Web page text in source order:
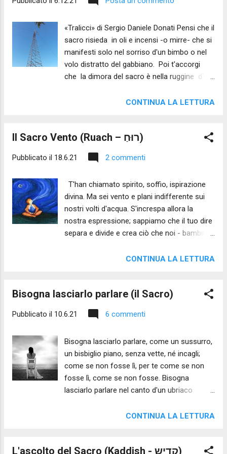
«Tralicci» di Sergio Daniele Donati Pensi che il
sacro risieda in oli e incensi -o mirre- che si
manifesti solo nel sorriso d'un bimbo o nel
volo distratto del gabbiano. Poi t'accorgi
che la dimora del sacro è nella ruggine d'un
desiderio di tingere di rosso la morte per non
memoria e la ripetizione bisbigliata dei nomi
l'ironia del profano e il ma-ma-ma
che tutti noi quieta. (Sergio Daniele Donati -
Inedito 2021)
CONTINUA LA LETTURA
Il Sacro Vento (Ruach – רוּחַ)
Pubblicato il 18.6.21 2 commenti
T'han chiamato spirito, soffio, ispirazione
divina. Ma sei vento e plani indifferente sui
nostri volti d'acqua. S'increspa allora la
nostra espressione; sappiamo che il tuo dire
separa e divide e crea ciò che noi - bambini -
e poi suturi e ricuci, ma per farlo rendi
la maestria dei tuoi gesti? Chi mai parla della
istante di vita?
CONTINUA LA LETTURA
Bisogna lasciarlo parlare (il Sacro)
Pubblicato il 10.6.21 6 commenti
Bisogna lasciarlo parlare, come un sussurro,
un bisbiglio piano, senza vette, né incagli;
come se non fosse lì, per te come se non
fosse lì, come se non fosse. Bisogna
lasciarlo parlare nel canto d'un ubriaco
stanco all'alba di un giorno indesiderato.
terra, tra i piatti sporchi di bagordi,
CONTINUA LA LETTURA
L'ascolto del Sacro (Kaddish - קדיש)